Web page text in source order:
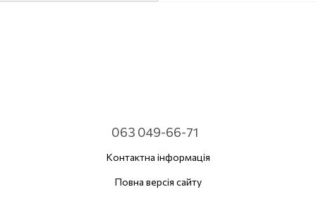
063 049-66-71
Контактна інформація
Повна версія сайту